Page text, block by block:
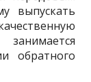
выпускать
обратного